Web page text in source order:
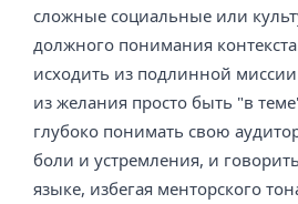
сложные социальные или
должного понимания
исходить из подлинной
из желания просто быть "в
глубоко понимать свою
боли и устремления, и
языке, избегая менторского